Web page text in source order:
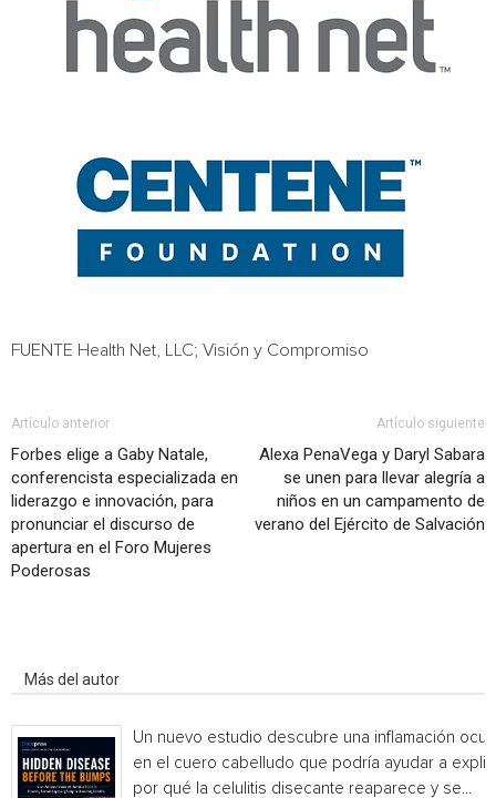
FUENTE Health Net, LLC; Visión y Compromiso
Artículo anterior
Forbes elige a Gaby Natale,
conferencista especializada en
liderazgo e innovación, para
pronunciar el discurso de
apertura en el Foro Mujeres
Poderosas
Artículo siguiente
Alexa PenaVega y Daryl Sabara
se unen para llevar alegría a
niños en un campamento de
verano del Ejército de Salvación
Más del autor
Un nuevo estudio descubre una inflamación
en el cuero cabelludo que podría ayudar a
por qué la celulitis disecante reaparece y se...